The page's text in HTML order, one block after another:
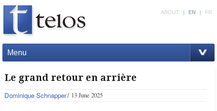
Menu
ABOUT | EN | FR
Le grand retour en arrière
Dominique Schnapper 13 June 2025